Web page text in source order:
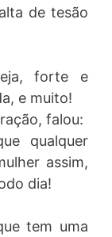
de tesão
forte e
e muito!
falou:
qualquer
assim,
dia!
tem uma